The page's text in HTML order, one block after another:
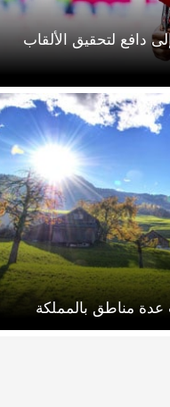
دافع لتحقيق الألقاب
عدة مناطق بالمملكة